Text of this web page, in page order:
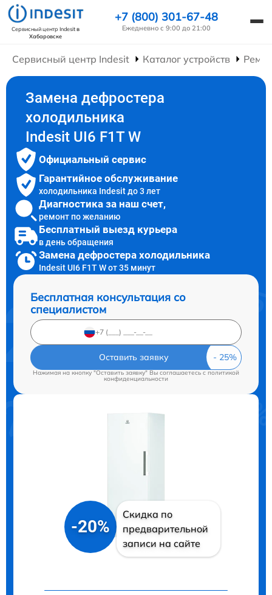
Сервисный центр Indesitв
Хабаровске
+7 (800) 301-67-48
Ежедневно с 9:00 до 21:00
Сервисный центр Indesit Каталог устройств
Замена дефростера
холодильника
Indesit UI6 F1T W
Официальный сервис
Гарантийное обслуживание
холодильника Indesit до 3 лет
Диагностика за наш счет,
ремонт по желанию
Бесплатный выезд курьера
в день обращения
Замена дефростера холодильника
Indesit UI6 F1T W от 35 минут
Бесплатная консультация со
специалистом
Оставить заявку
Нажимая на кнопку "Оставить заявку" Вы соглашаетесь cполитикой
конфиденциальности
-20%
Скидка по
предварительной
записи на сайте